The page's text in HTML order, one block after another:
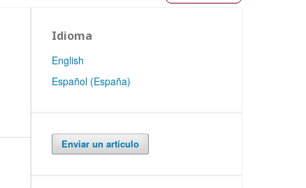
Idioma
English
Español (España)
Enviar un artículo